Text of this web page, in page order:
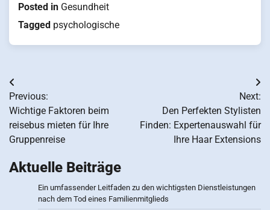
Posted in Gesundheit
Tagged psychologische
Post
navigation
Previous:
Wichtige Faktoren beim
reisebus mieten für Ihre
Gruppenreise
Next:
Den Perfekten Stylisten
Finden: Expertenauswahl für
Ihre Haar Extensions
Aktuelle Beiträge
Ein umfassender Leitfaden zu den wichtigsten Dienstleistungen
nach dem Tod eines Familienmitglieds